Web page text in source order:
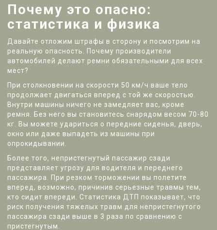
Почему это опасно:
статистика и физика
Давайте отложим штрафы в сторону и посмотрим на
реальную опасность. Почему производители
автомобилей делают ремни обязательными для всех
мест?
При столкновении на скорости 50 км/ч ваше тело
продолжает двигаться вперед с той же скоростью.
Внутри машины ничего не замедляет вас, кроме
ремня. Без него вы становитесь снарядом весом 70-80
кг. Вы можете удариться о передние сиденья, дверь,
окно или даже выпадеть из машины при
опрокидывании.
Более того, непристегнутый пассажир сзади
представляет угрозу для водителя и переднего
пассажира. При резком торможении вы полетите
вперед, возможно, причинив серьезные травмы тем,
кто сидит впереди. Статистика ДТП показывает, что
риск получения тяжелых травм для непристегнутого
пассажира сзади выше в 3 раза по сравнению с
пристегнутым.